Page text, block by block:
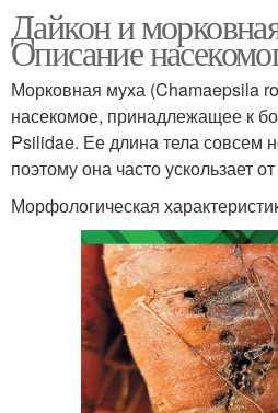
Дайкон и
Описание
Морковная муха (Chamaepsila
насекомое, принадлежащее к
Psilidae. Ее длина тела совсем
поэтому она часто ускользает
Морфологическая